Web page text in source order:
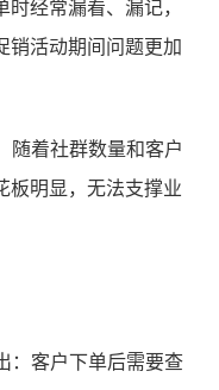
经常漏看、漏记，
销活动期间问题更加
随着社群数量和客户
板明显，无法支撑业
：客户下单后需要查